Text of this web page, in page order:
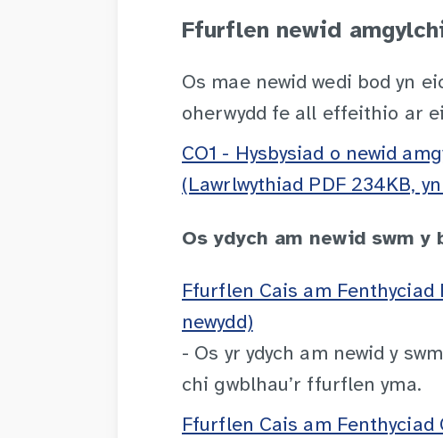
Ffurflen newid
Os mae newid wedi bod yn
oherwydd fe all effeithio ar
CO1 - Hysbysiad o newid
(Lawrlwythiad PDF 234KB,
Os ydych am newid swm
Ffurflen Cais am Fenthyciad
newydd)
- Os yr ydych am newid y
chi gwblhau’r ffurflen yma.
Ffurflen Cais am Fenthyciad